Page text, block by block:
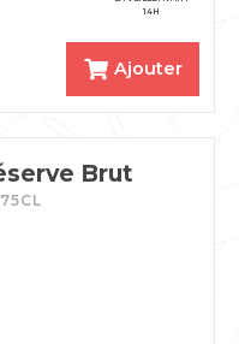
14H
Ajouter
Brut